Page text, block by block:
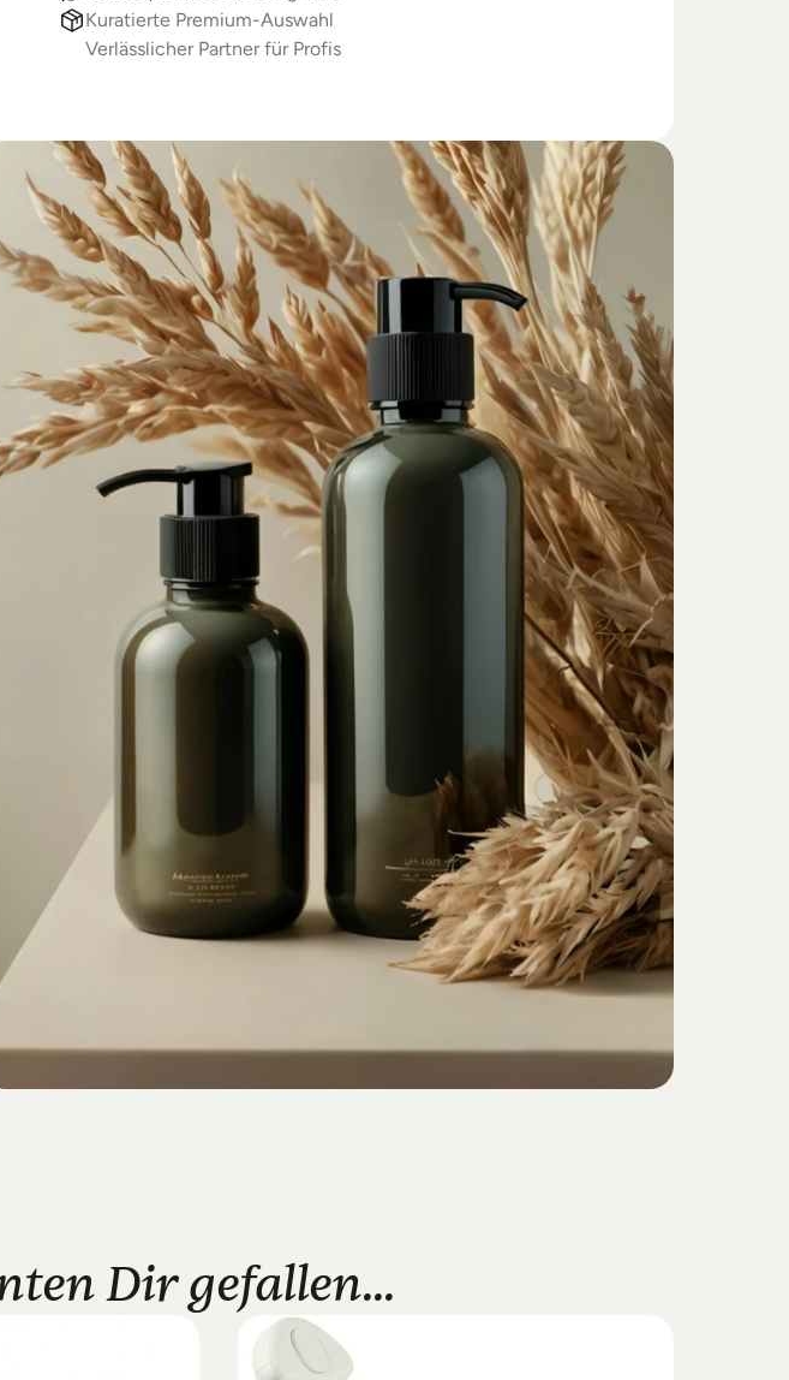
Kuratierte Premium-Auswahl
Verlässlicher Partner für Profis
Dir gefallen...